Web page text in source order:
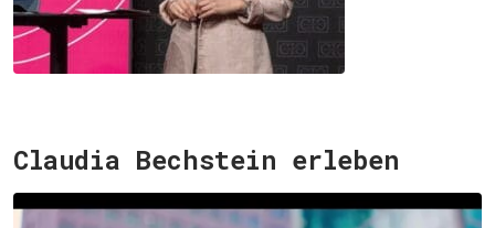
Claudia Bechstein erleben